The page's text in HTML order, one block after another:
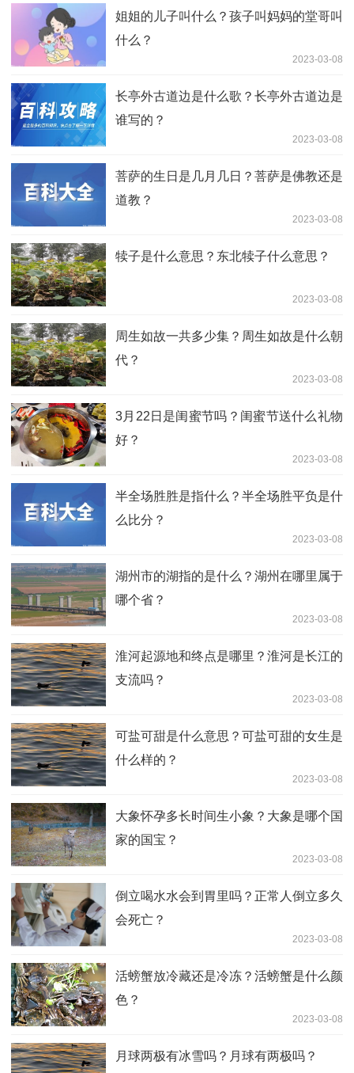
姐姐的儿子叫什么？孩子叫妈妈的堂哥叫
什么？
2023-03-08
长亭外古道边是什么歌？长亭外古道边是
谁写的？
2023-03-08
菩萨的生日是几月几日？菩萨是佛教还是
道教？
2023-03-08
犊子是什么意思？东北犊子什么意思？
2023-03-08
周生如故一共多少集？周生如故是什么朝
代？
2023-03-08
3月22日是闺蜜节吗？闺蜜节送什么礼物
好？
2023-03-08
半全场胜胜是指什么？半全场胜平负是什
么比分？
2023-03-08
湖州市的湖指的是什么？湖州在哪里属于
哪个省？
2023-03-08
淮河起源地和终点是哪里？淮河是长江的
支流吗？
2023-03-08
可盐可甜是什么意思？可盐可甜的女生是
什么样的？
2023-03-08
大象怀孕多长时间生小象？大象是哪个国
家的国宝？
2023-03-08
倒立喝水水会到胃里吗？正常人倒立多久
会死亡？
2023-03-08
活螃蟹放冷藏还是冷冻？活螃蟹是什么颜
色？
2023-03-08
月球两极有冰雪吗？月球有两极吗？